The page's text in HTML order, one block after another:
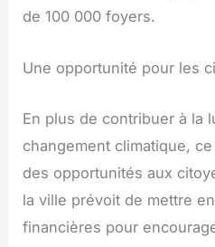
de 100 000 foyers.
Une opportunité pour les
En plus de contribuer à la
changement climatique,
des opportunités aux
la ville prévoit de mettre
financières pour